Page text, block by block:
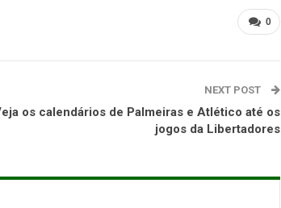
0
NEXT POST
os calendários de Palmeiras e Atlético até os
jogos da Libertadores